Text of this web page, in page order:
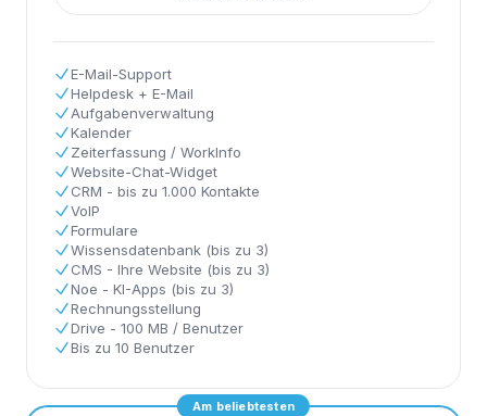
E-Mail-Support
Helpdesk + E-Mail
Aufgabenverwaltung
Kalender
Zeiterfassung / WorkInfo
Website-Chat-Widget
CRM - bis zu 1.000 Kontakte
VoIP
Formulare
Wissensdatenbank (bis zu 3)
CMS - Ihre Website (bis zu 3)
Noe - KI-Apps (bis zu 3)
Rechnungsstellung
Drive - 100 MB / Benutzer
Bis zu 10 Benutzer
Am beliebtesten